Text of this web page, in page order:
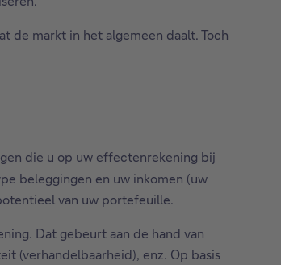
de markt in het algemeen daalt. Toch
die u op uw effectenrekening bij
beleggingen en uw inkomen (uw
van uw portefeuille.
Dat gebeurt aan de hand van
(verhandelbaarheid), enz. Op basis